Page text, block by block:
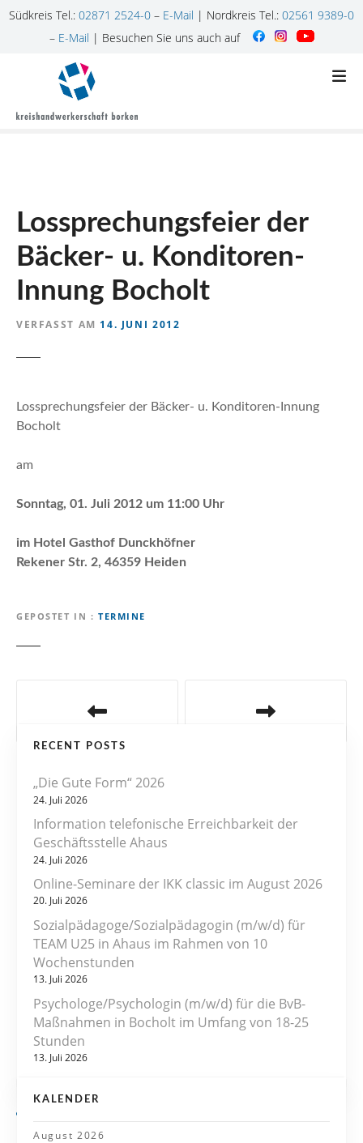
Südkreis Tel.: 02871 2524-0 – E-Mail | Nordkreis Tel.: 02561 9389-0
– E-Mail | Besuchen Sie uns auch auf
Lossprechungsfeier der
Bäcker- u. Konditoren-
Innung Bocholt
VERFASST AM 14. JUNI 2012
Lossprechungsfeier der Bäcker- u. Konditoren-Innung
Bocholt
am
Sonntag, 01. Juli 2012 um 11:00 Uhr
im Hotel Gasthof Dunckhöfner
Rekener Str. 2, 46359 Heiden
GEPOSTET IN TERMINE
a
RECENT POSTS
„Die Gute Form“ 2026
24. Juli 2026
Information telefonische Erreichbarkeit der
Geschäftsstelle Ahaus
24. Juli 2026
Online-Seminare der IKK classic im August 2026
20. Juli 2026
Sozialpädagoge/Sozialpädagogin (m/w/d) für
TEAM U25 in Ahaus im Rahmen von 10
Wochenstunden
13. Juli 2026
Psychologe/Psychologin (m/w/d) für die BvB-
Maßnahmen in Bocholt im Umfang von 18-25
Stunden
13. Juli 2026
KALENDER
August 2026